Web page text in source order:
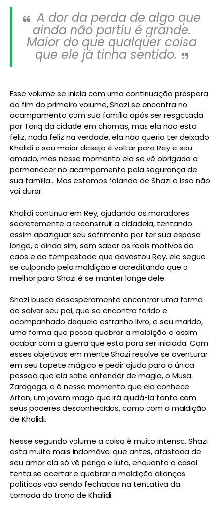
A dor da perda de algo que
ainda não partiu é grande.
Maior do que qualquer coisa
que ele já tinha sentido.
Esse volume se inicia com uma continuação próspera
do fim do primeiro volume, Shazi se encontra no
acampamento com sua família após ser resgatada
por Tariq da cidade em chamas, mas ela não esta
feliz, nada feliz na verdade, ela não queria ter deixado
Khalidi e seu maior desejo é voltar para Rey e seu
amado, mas nesse momento ela se vê obrigada a
permanecer no acampamento pela segurança de
sua família... Mas estamos falando de Shazi e isso não
vai durar.
Khalidi continua em Rey, ajudando os moradores
secretamente a reconstruir a cidadela, tentando
assim apaziguar seu sofrimento por ter sua esposa
longe, e ainda sim, sem saber os reais motivos do
caos e da tempestade que devastou Rey, ele segue
se culpando pela maldição e acreditando que o
melhor para Shazi é se manter longe dele.
Shazi busca desesperamente encontrar uma forma
de salvar seu pai, que se encontra ferido e
acompanhado daquele estranho livro, e seu marido,
uma forma que possa quebrar a maldição e assim
acabar com a guerra que esta para ser iniciada. Com
esses objetivos em mente Shazi resolve se aventurar
em seu tapete mágico e pedir ajuda para a única
pessoa que ela sabe entender de magia, o Musa
Zaragoga, e é nesse momento que ela conhece
Artan, um jovem mago que irá ajudá-la tanto com
seus poderes desconhecidos, como com a maldição
de Khalidi.
Nesse segundo volume a coisa é muito intensa, Shazi
esta muito mais indomável que antes, afastada de
seu amor ela só vê perigo e luta, enquanto o casal
tenta se acertar e quebrar a maldição alianças
políticas vão sendo fechadas na tentativa da
tomada do trono de Khalidi.